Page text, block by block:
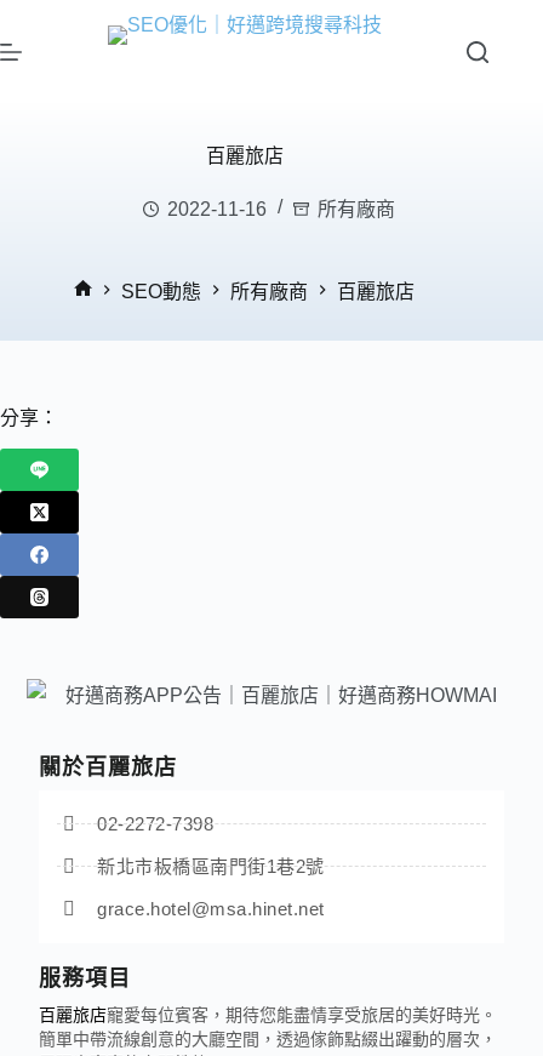
百麗旅店
2022-11-16 所有廠商
SEO動態 所有廠商 百麗旅店
分享：
關於百麗旅店
02-2272-7398
新北市板橋區南門街1巷2號
grace.hotel@msa.hinet.net
服務項目
百麗旅店寵愛每位賓客，期待您能盡情享受旅居的美好時光。
簡單中帶流線創意的大廳空間，透過傢飾點綴出躍動的層次，